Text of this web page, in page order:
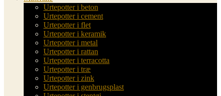
Urtepotter i beton
Urtepotter i cement
Urtepotter i flet
Urtepotter i keramik
Urtepotter i metal
Urtepotter i rattan
Urtepotter i terracotta
Urtepotter i træ
Urtepotter i zink
Urtepotter i genbrugsplast